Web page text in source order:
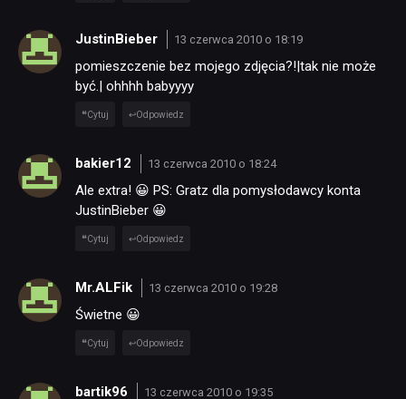
JustinBieber 13 czerwca 2010 o 18:19
pomieszczenie bez mojego zdjęcia?!|tak nie może
być.| ohhhh babyyyy
Cytuj Odpowiedz
bakier12 13 czerwca 2010 o 18:24
Ale extra! 😀 PS: Gratz dla pomysłodawcy konta
JustinBieber 😀
Cytuj Odpowiedz
Mr.ALFik 13 czerwca 2010 o 19:28
Świetne 😀
Cytuj Odpowiedz
bartik96 13 czerwca 2010 o 19:35